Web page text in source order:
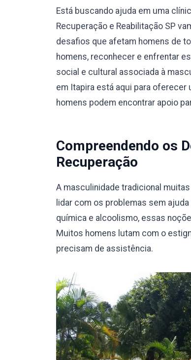
Está buscando ajuda em uma
Recuperação e Reabilitação SP
desafios que afetam homens de
homens, reconhecer e enfrentar
social e cultural associada à
em Itapira está aqui para oferecer
homens podem encontrar apoio
Compreendendo os
Recuperação
A masculinidade tradicional
lidar com os problemas sem
química e alcoolismo, essas
Muitos homens lutam com o
precisam de assistência.